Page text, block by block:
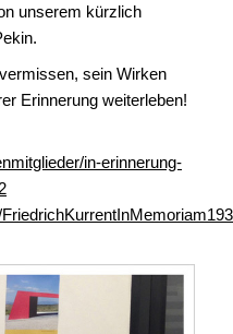
unserem kürzlich
sein Wirken
Erinnerung weiterleben!
in-erinnerung-